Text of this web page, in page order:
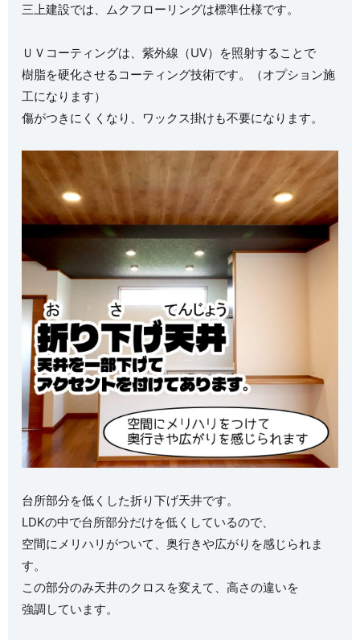
三上建設では、ムクフローリングは標準仕様です。
ＵＶコーティングは、紫外線（UV）を照射することで
樹脂を硬化させるコーティング技術です。（オプション施
工になります）
傷がつきにくくなり、ワックス掛けも不要になります。
台所部分を低くした折り下げ天井です。
LDKの中で台所部分だけを低くしているので、
空間にメリハリがついて、奥行きや広がりを感じられま
す。
この部分のみ天井のクロスを変えて、高さの違いを
強調しています。